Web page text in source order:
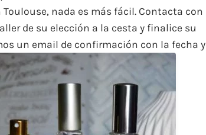
Toulouse, nada es más fácil. Contacta con
de su elección a la cesta y finalice su
un email de confirmación con la fecha y